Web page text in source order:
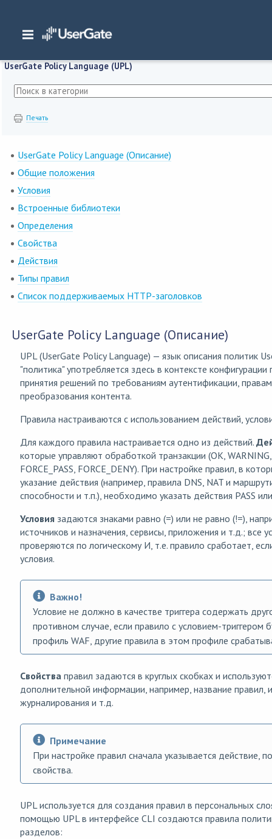
Главная/ Документация/WAF/
UserGate Policy Language (UPL)
Печать
UserGate Policy Language (Описание)
Общие положения
Условия
Встроенные библиотеки
Определения
Свойства
Действия
Типы правил
Список поддерживаемых HTTP-заголовков
UserGate Policy Language (Описание)
UPL (UserGate Policy Language) — язык описания политик
"политика" употребляется здесь в контексте
принятия решений по требованиям аутентификации,
преобразования контента.
Правила настраиваются с использованием действий,
Для каждого правила настраивается одно из действий.
которые управляют обработкой транзакции (OK, WARNING,
FORCE_PASS, FORCE_DENY). При настройке правил, в
указание действия (например, правила DNS, NAT и
способности и т.п.), необходимо указать действия PASS
Условия задаются знаками равно (=) или не равно (!=),
источников и назначения, сервисы, приложения и т.д.; все
проверяются по логическому И, т.е. правило сработает,
условия.
Важно!
Условие не должно в качестве триггера содержать
противном случае, если правило с условием-триггером
профиль WAF, другие правила в этом профиле
Свойства правил задаются в круглых скобках и
дополнительной информации, например, название правил,
журналирования и т.д.
Примечание
При настройке правил сначала указывается действие,
свойства.
UPL используется для создания правил в персональных
помощью UPL в интерфейсе CLI создаются правила
разделов: